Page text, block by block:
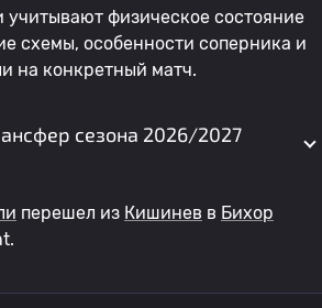
физическое состояние
схемы, особенности соперника и
на конкретный матч.
сезона 2026/2027
перешел из Кишинев в Бихор